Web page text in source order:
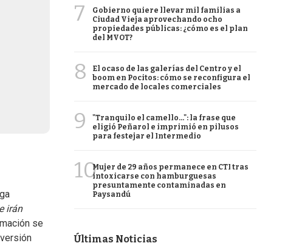
irán
se
7
Gobierno quiere llevar mil familias a
Ciudad Vieja aprovechando ocho
propiedades públicas: ¿cómo es el plan
del MVOT?
8
El ocaso de las galerías del Centro y el
boom en Pocitos: cómo se reconfigura el
mercado de locales comerciales
9
"Tranquilo el camello...": la frase que
eligió Peñarol e imprimió en pilusos
para festejar el Intermedio
10Mujer de 29 años permanece en CTI tras
intoxicarse con hamburguesas
presuntamente contaminadas en
Paysandú
Últimas Noticias